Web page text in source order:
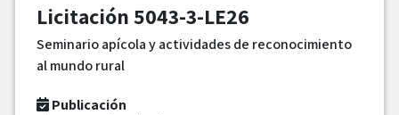
Licitación 5043-3-LE26
Seminario apícola y actividades de reconocimiento
al mundo rural
Publicación